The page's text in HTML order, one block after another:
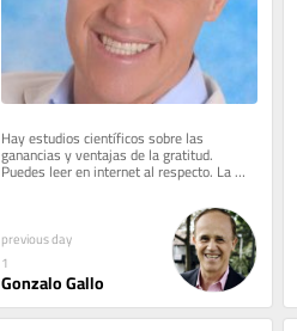
Hay estudios científicos sobre las
ganancias y ventajas de la gratitud.
Puedes leer en internet al respecto. La
gratitud mejora tu estado espiritual,...
previous day
1
Gonzalo Gallo